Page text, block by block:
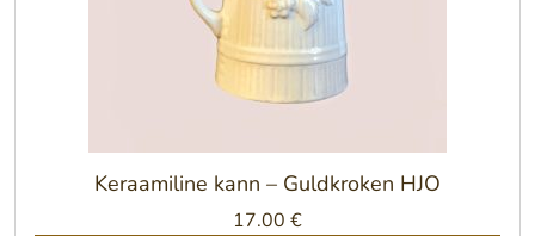
Keraamiline kann – Guldkroken HJO
17.00 €